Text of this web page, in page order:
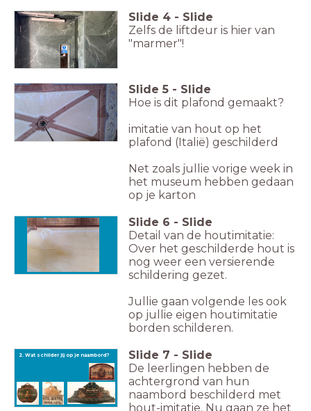
Slide 4 - Slide
Zelfs de liftdeur is hier van
"marmer"!
Slide 5 - Slide
Hoe is dit plafond gemaakt?
imitatie van hout op het
plafond (Italië) geschilderd
Net zoals jullie vorige week in
het museum hebben gedaan
op je karton
Slide 6 - Slide
Detail van de houtimitatie:
Over het geschilderde hout is
nog weer een versierende
schildering gezet.
Jullie gaan volgende les ook
op jullie eigen houtimitatie
borden schilderen.
2. Wat schilder jij op je naambord? Slide 7 - Slide
De leerlingen hebben de
achtergrond van hun
naambord beschilderd met
hout-imitatie. Nu gaan ze het